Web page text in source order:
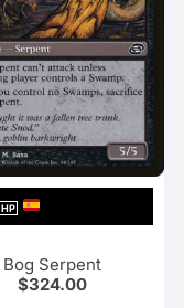
HP
Bog Serpent
$324.00